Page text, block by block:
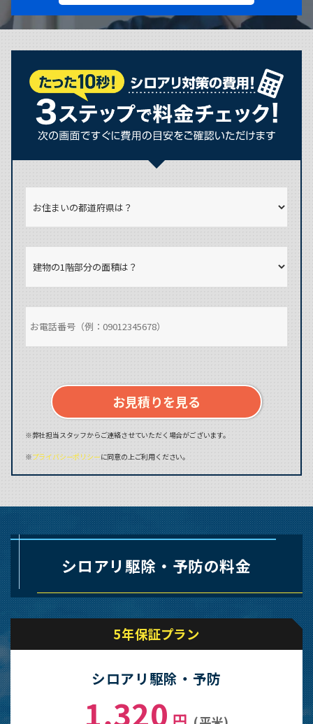
お見積りを見る
※弊社担当スタッフからご連絡させていただく場合がございます。
※プライバシーポリシーに同意の上ご利用ください。
シロアリ駆除・予防の料金
5年保証プラン
シロアリ駆除・予防
1,320